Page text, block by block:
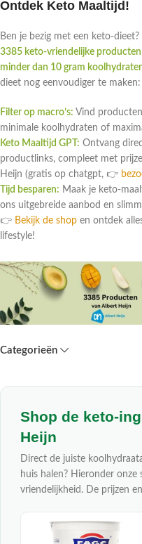
Ontdek Keto Maaltijd!
Ben je bezig met een keto-dieet?
3385 keto-vriendelijke producten
minder dan 10 gram
dieet nog eenvoudiger te maken:
Filter op macro’s: Vind
minimale koolhydraten of
Keto Maaltijd GPT: Ontvang
productlinks, compleet met
Heijn (gratis op chatgpt, 👉
Tijd besparen: Maak je keto-
ons uitgebreide aanbod en
👉 Bekijk de shop en ontdek
lifestyle!
Categorieën
Shop de keto-
Heijn
Direct de juiste
huis halen? Hieronder
vriendelijkheid. De prijzen